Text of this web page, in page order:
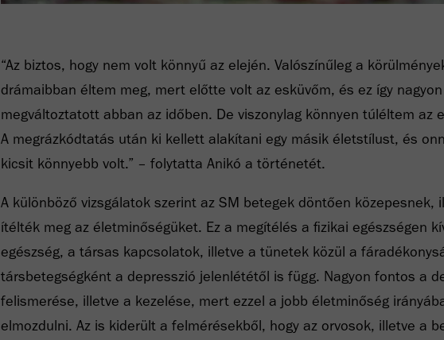
“Az biztos, hogy nem volt könnyű az elején. Valószínűleg a
drámaibban éltem meg, mert előtte volt az esküvőm, és ez így
megváltoztatott abban az időben. De viszonylag könnyen túléltem az
A megrázkódtatás után ki kellett alakítani egy másik életstílust, és
kicsit könnyebb volt.” – folytatta Anikó a történetét.
A különböző vizsgálatok szerint az SM betegek döntően közepesnek,
ítélték meg az életminőségüket. Ez a megítélés a fizikai egészségen
egészség, a társas kapcsolatok, illetve a tünetek közül a
társbetegségként a depresszió jelenlététől is függ. Nagyon fontos a
felismerése, illetve a kezelése, mert ezzel a jobb életminőség
elmozdulni. Az is kiderült a felmérésekből, hogy az orvosok, illetve a